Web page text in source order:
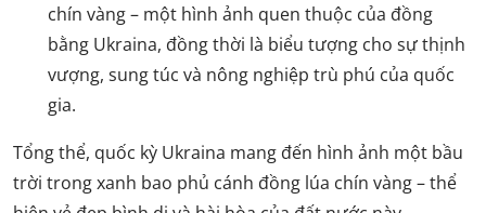
chín vàng – một hình ảnh quen thuộc của đồng
bằng Ukraina, đồng thời là biểu tượng cho sự thịnh
vượng, sung túc và nông nghiệp trù phú của quốc
gia.
Tổng thể, quốc kỳ Ukraina mang đến hình ảnh một bầu
trời trong xanh bao phủ cánh đồng lúa chín vàng – thể